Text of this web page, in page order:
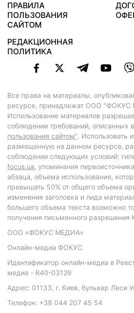
ПРАВИЛА
ПОЛЬЗОВАНИЯ
САЙТОМ
РЕДАКЦИОННАЯ
ПОЛИТИКА
Все права на материалы,
ресурсе, принадлежат ООО "ФОКУС
Использование материалов
соблюдении требований, описанных в
пользования сайтом". Использовать
размещенную на данном ресурсе,
соблюдении следующих условий:
focus.ua, упоминания
абзаца, объема использования,
превышать 50% от общего объема
изменения заголовка и лида
большего объема текста возможно
получения письменного разрешения
ООО «ФОКУС МЕДИА»
Онлайн-медиа ФОКУС
Идентификатор онлайн-медиа в
медиа - R40-03129
Адрес: 01133, г. Киев, бульвар Леси
Телефон: +38 044 207 45 54